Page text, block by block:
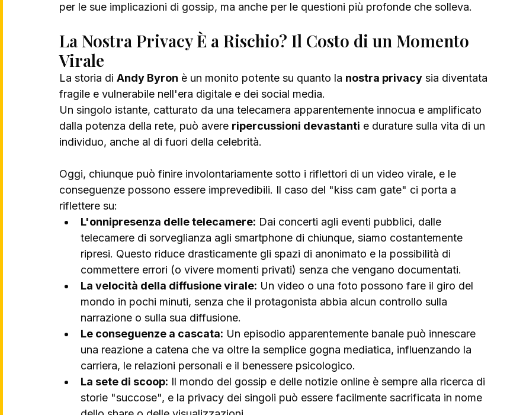
per le sue implicazioni di gossip, ma anche per le questioni più profonde che solleva.
La Nostra Privacy È a Rischio? Il Costo di un Momento
Virale
La storia di Andy Byron è un monito potente su quanto la nostra privacy sia diventata
fragile e vulnerabile nell'era digitale e dei social media.
Un singolo istante, catturato da una telecamera apparentemente innocua e amplificato
dalla potenza della rete, può avere ripercussioni devastanti e durature sulla vita di un
individuo, anche al di fuori della celebrità.
Oggi, chiunque può finire involontariamente sotto i riflettori di un video virale, e le
conseguenze possono essere imprevedibili. Il caso del "kiss cam gate" ci porta a
riflettere su:
L'onnipresenza delle telecamere: Dai concerti agli eventi pubblici, dalle
telecamere di sorveglianza agli smartphone di chiunque, siamo costantemente
ripresi. Questo riduce drasticamente gli spazi di anonimato e la possibilità di
commettere errori (o vivere momenti privati) senza che vengano documentati.
La velocità della diffusione virale: Un video o una foto possono fare il giro del
mondo in pochi minuti, senza che il protagonista abbia alcun controllo sulla
narrazione o sulla sua diffusione.
Le conseguenze a cascata: Un episodio apparentemente banale può innescare
una reazione a catena che va oltre la semplice gogna mediatica, influenzando la
carriera, le relazioni personali e il benessere psicologico.
La sete di scoop: Il mondo del gossip e delle notizie online è sempre alla ricerca di
storie "succose", e la privacy dei singoli può essere facilmente sacrificata in nome